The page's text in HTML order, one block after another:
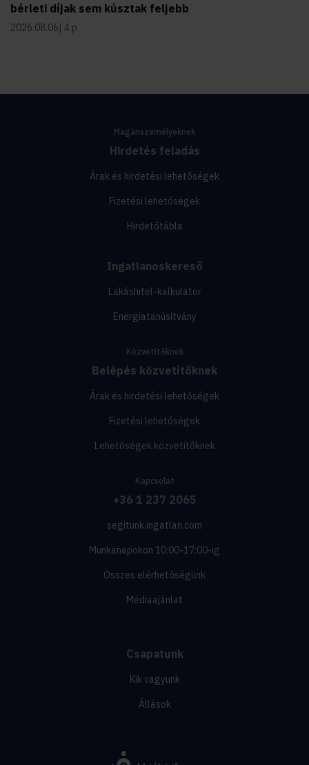
bérleti díjak sem kúsztak feljebb
2026.08.06 4 p
Magánszemélyeknek
Hirdetés feladás
Árak és hirdetési lehetőségek
Fizetési lehetőségek
Hirdetőtábla
Ingatlanoskereső
Lakáshitel-kalkulátor
Energiatanúsítvány
Közvetítőknek
Belépés közvetítőknek
Árak és hirdetési lehetőségek
Fizetési lehetőségek
Lehetőségek közvetítőknek
Kapcsolat
+36 1 237 2065
segitunk.ingatlan.com
Munkanapokon 10:00-17:00-ig
Összes elérhetőségünk
Médiaajánlat
Csapatunk
Kik vagyunk
Állások